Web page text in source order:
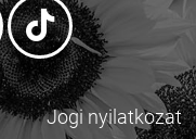
Jogi nyilatkozat